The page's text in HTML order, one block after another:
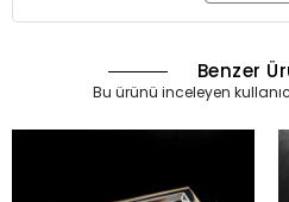
Benzer
Bu ürünü inceleyen